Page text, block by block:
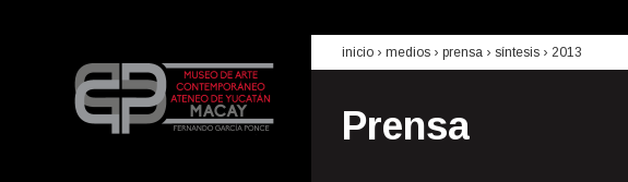
inicio › medios › prensa › síntesis › 2013
Prensa